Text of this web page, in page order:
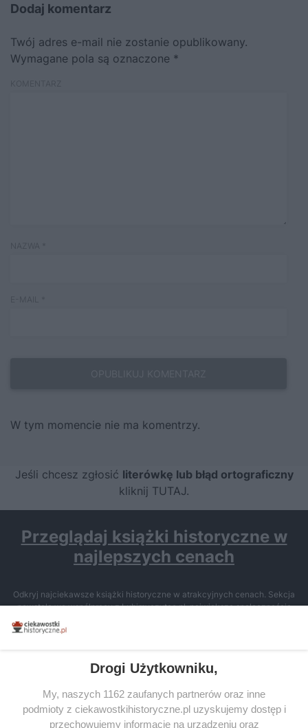
Dodaj komentarz
Twój adres e-mail nie zostanie opublikowany.
Wymagane pola są oznaczone *
W tym momencie nie ma komentrzy.
Jeśli chcesz zgłosić literówkę lub błąd ortograficzny
kliknij TUTAJ.
Przeglądaj książki historyczne w
najlepszych cenach
Odkryj najciekawsze książki historyczne w atrakcyjnych cenach. Sekcja
powstała we współpracy z Lubimyczytac.pl, największą społecznością
miłośników literatury w Polsce – dzięki temu możesz wybierać spośród
tytułów najwyżej ocenianych przez czytelników.
SERWIS
Drogi Użytkowniku,
My, naszych 1162 zaufanych partnerów oraz inne
podmioty z ciekawostkihistoryczne.pl uzyskujemy dostęp i
przechowujemy informacje na urządzeniu oraz